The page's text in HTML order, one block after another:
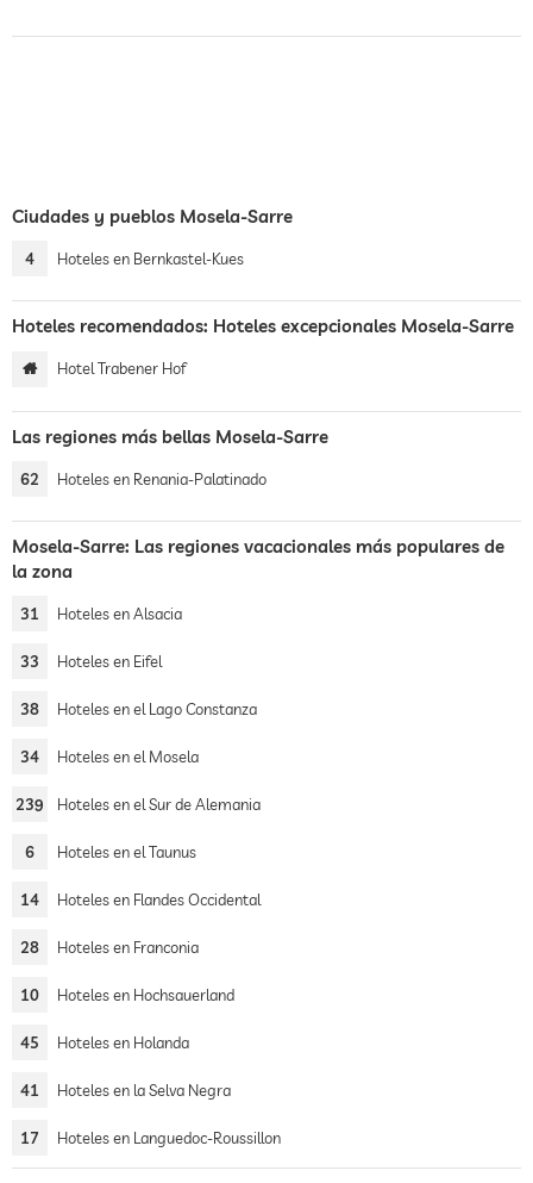
Ciudades y pueblos Mosela-Sarre
4 Hoteles en Bernkastel-Kues
Hoteles recomendados: Hoteles excepcionales Mosela-Sarre
Hotel Trabener Hof
Las regiones más bellas Mosela-Sarre
62 Hoteles en Renania-Palatinado
Mosela-Sarre: Las regiones vacacionales más populares de
la zona
31 Hoteles en Alsacia
33 Hoteles en Eifel
38 Hoteles en el Lago Constanza
34 Hoteles en el Mosela
239 Hoteles en el Sur de Alemania
6 Hoteles en el Taunus
14 Hoteles en Flandes Occidental
28 Hoteles en Franconia
10 Hoteles en Hochsauerland
45 Hoteles en Holanda
41 Hoteles en la Selva Negra
17 Hoteles en Languedoc-Roussillon